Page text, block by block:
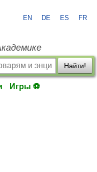
EN DE ES FR
Найти!
Игры ⚽